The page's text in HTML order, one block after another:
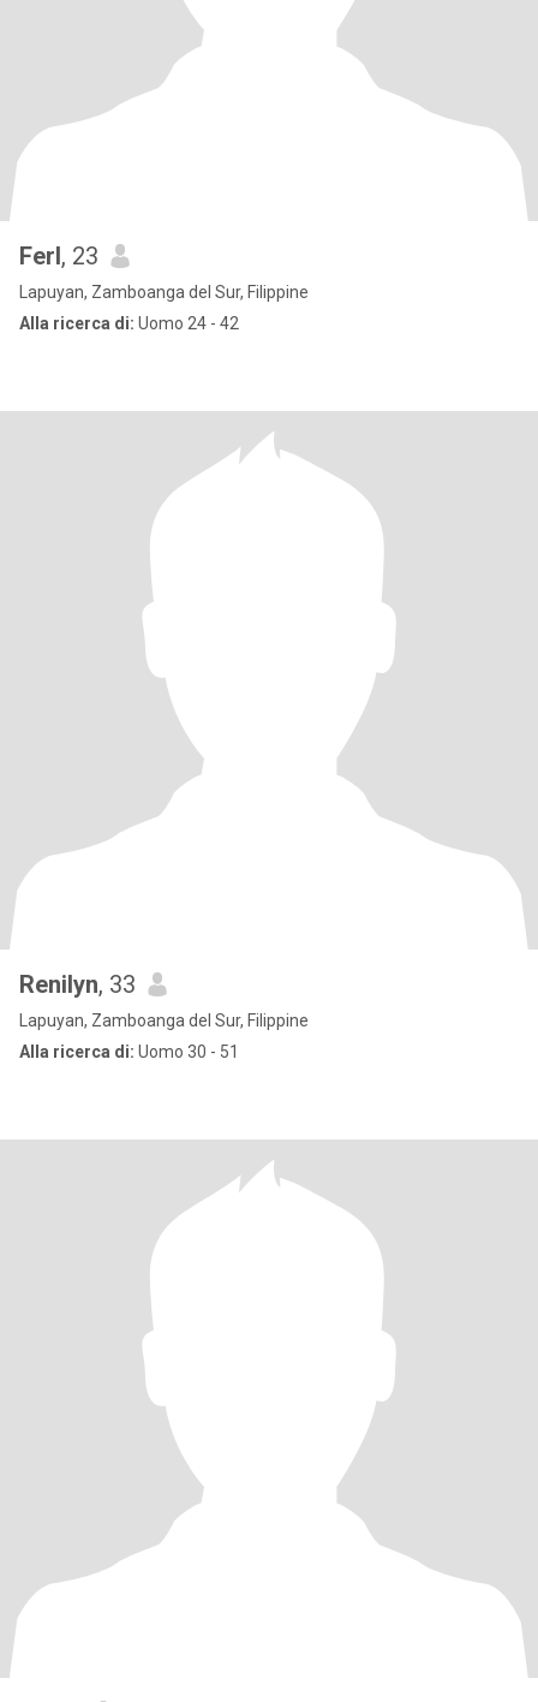
Ferl, 23
Lapuyan, Zamboanga del Sur, Filippine
Alla ricerca di: Uomo 24 - 42
Renilyn, 33
Lapuyan, Zamboanga del Sur, Filippine
Alla ricerca di: Uomo 30 - 51